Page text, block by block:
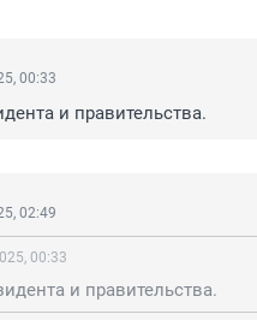
00:33
и правительства.
02:49
00:33
и правительства.